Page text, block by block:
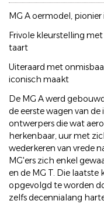
MG A oermodel,
Frivole kleurstelling
taart
Uiteraard met
iconisch maakt
De MG A werd
de eerste wagen van
ontwerpers die wat
herkenbaar, uur met
wederkeren van vrede
MG'ers zich enkel
en de MG T. Die
opgevolgd te worden
zelfs decennialang